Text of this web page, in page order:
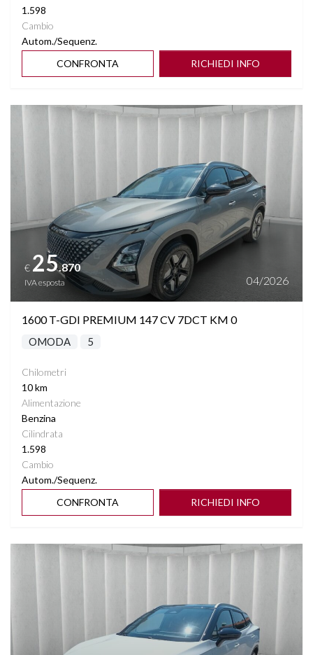
VOLANTE MULTIFUNZIONE RISCALDABILE
1.598
Cambio
Autom./Sequenz.
CONFRONTA
RICHIEDI INFO
Vedi dettagli
€ 25.870
IVA esposta 04/2026
1600 T-GDI PREMIUM 147 CV 7DCT KM 0
OMODA 5
Chilometri
10 km
Alimentazione
Benzina
Cilindrata
1.598
Cambio
Autom./Sequenz.
CONFRONTA
RICHIEDI INFO
Vedi dettagli